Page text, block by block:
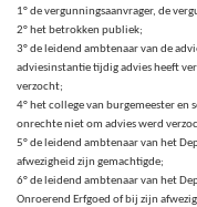
1° de vergunningsaanvrager, de
2° het betrokken publiek;
3° de leidend ambtenaar van de
adviesinstantie tijdig advies heeft
verzocht;
4° het college van burgemeester en
onrechte niet om advies werd
5° de leidend ambtenaar van het
afwezigheid zijn gemachtigde;
6° de leidend ambtenaar van het
Onroerend Erfgoed of bij zijn